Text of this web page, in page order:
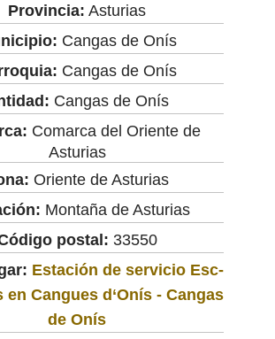
Provincia: Asturias
Cangas de Onís
Cangas de Onís
Cangas de Onís
Comarca del Oriente de
Asturias
Oriente de Asturias
Montaña de Asturias
postal: 33550
Estación de servicio Esc-
en Cangues d‘Onís - Cangas
de Onís